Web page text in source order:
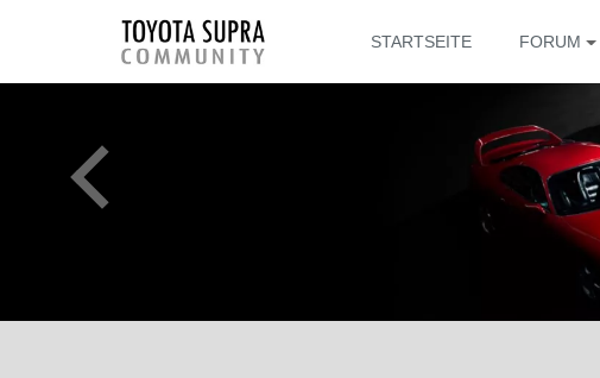
STARTSEITE FORUM